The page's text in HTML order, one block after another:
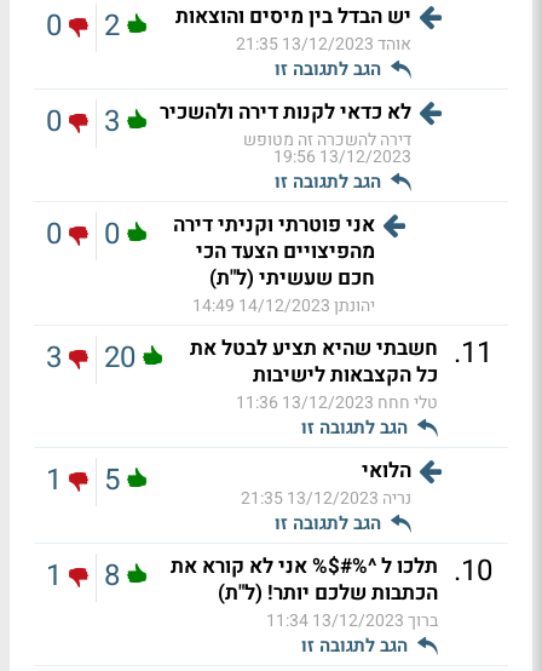
יש הבדל בין מיסים והוצאות
אוהד13/12/2023 21:35
הגב לתגובה זו
2
0
לא כדאי לקנות דירה ולהשכיר
דירה להשכרה זה מטופש
13/12/2023 19:56
הגב לתגובה זו
3
0
אני פוטרתי וקניתי דירה
מהפיצויים הצעד הכי
חכם שעשיתי (ל"ת)
יהונתן14/12/2023 14:49
0
0
11
. חשבתי שהיא תציע לבטל את
כל הקצבאות לישיבות
טלי חחח 13/12/2023 11:36
הגב לתגובה זו
20
3
הלואי
נריה 13/12/2023 21:35
הגב לתגובה זו
5
1
10
. תלכו ל ^%#$% אני לא קורא את
הכתבות שלכם יותר! (ל"ת)
ברוך13/12/2023 11:34
הגב לתגובה זו
8
1